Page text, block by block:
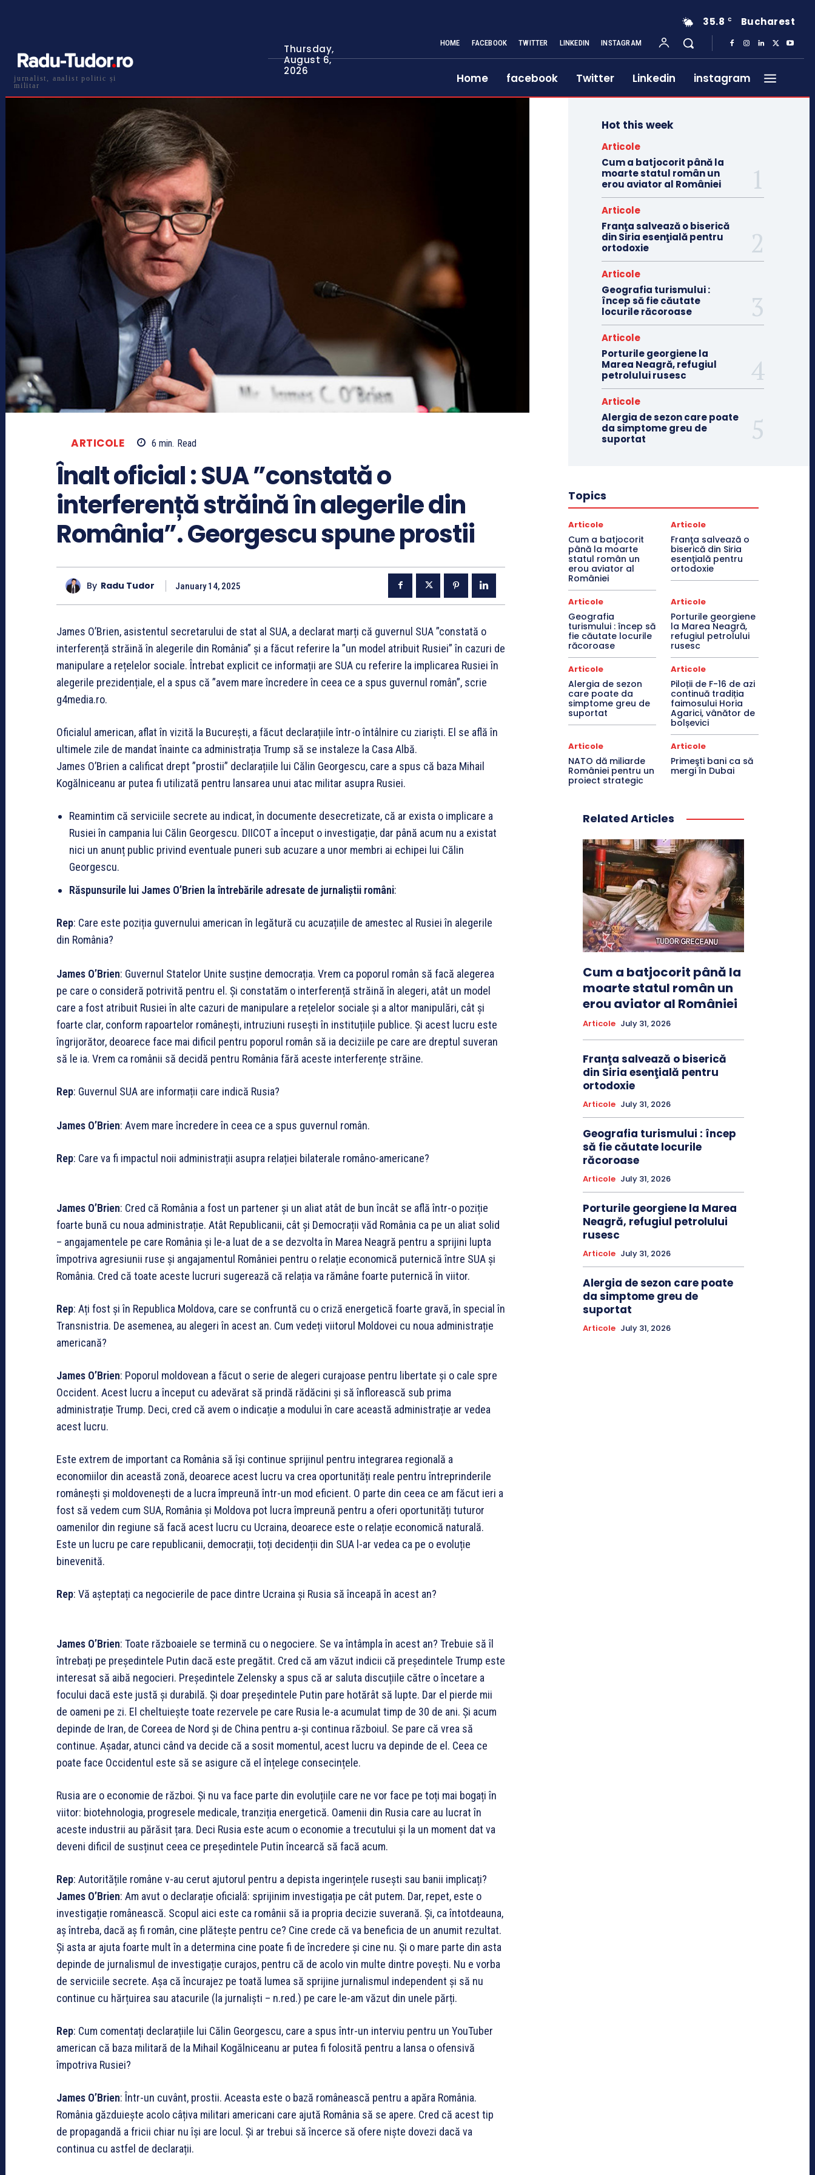
jurnalist, analist politic și
militar
Thursday,
August 6,
2026
35.8 C Bucharest
HOME FACEBOOK TWITTER LINKEDIN INSTAGRAM
Home facebook Twitter Linkedin instagram
ARTICOLE 6 min. Read
Înalt oficial : SUA ”constată o
interferență străină în alegerile din
România”. Georgescu spune prostii
By Radu Tudor January 14, 2025
James O’Brien, asistentul secretarului de stat al SUA, a declarat marți că guvernul SUA ”constată o
interferență străină în alegerile din România” și a făcut referire la ”un model atribuit Rusiei” în cazuri de
manipulare a rețelelor sociale. Întrebat explicit ce informații are SUA cu referire la implicarea Rusiei în
alegerile prezidențiale, el a spus că ”avem mare încredere în ceea ce a spus guvernul român”, scrie
g4media.ro.
Oficialul american, aflat în vizită la București, a făcut declarațiile într-o întâlnire cu ziariști. El se află în
ultimele zile de mandat înainte ca administrația Trump să se instaleze la Casa Albă.
James O’Brien a calificat drept ”prostii” declarațiile lui Călin Georgescu, care a spus că baza Mihail
Kogălniceanu ar putea fi utilizată pentru lansarea unui atac militar asupra Rusiei.
Reamintim că serviciile secrete au indicat, în documente desecretizate, că ar exista o implicare a
Rusiei în campania lui Călin Georgescu. DIICOT a început o investigație, dar până acum nu a existat
nici un anunț public privind eventuale puneri sub acuzare a unor membri ai echipei lui Călin
Georgescu.
Răspunsurile lui James O’Brien la întrebările adresate de jurnaliștii români:
Rep: Care este poziția guvernului american în legătură cu acuzațiile de amestec al Rusiei în alegerile
din România?
James O’Brien: Guvernul Statelor Unite susține democrația. Vrem ca poporul român să facă alegerea
pe care o consideră potrivită pentru el. Și constatăm o interferență străină în alegeri, atât un model
care a fost atribuit Rusiei în alte cazuri de manipulare a rețelelor sociale și a altor manipulări, cât și
foarte clar, conform rapoartelor românești, intruziuni rusești în instituțiile publice. Și acest lucru este
îngrijorător, deoarece face mai dificil pentru poporul român să ia deciziile pe care are dreptul suveran
să le ia. Vrem ca românii să decidă pentru România fără aceste interferențe străine.
Rep: Guvernul SUA are informații care indică Rusia?
James O’Brien: Avem mare încredere în ceea ce a spus guvernul român.
Rep: Care va fi impactul noii administrații asupra relației bilaterale româno-americane?
James O’Brien: Cred că România a fost un partener și un aliat atât de bun încât se află într-o poziție
foarte bună cu noua administrație. Atât Republicanii, cât și Democrații văd România ca pe un aliat solid
– angajamentele pe care România și le-a luat de a se dezvolta în Marea Neagră pentru a sprijini lupta
împotriva agresiunii ruse și angajamentul României pentru o relație economică puternică între SUA și
România. Cred că toate aceste lucruri sugerează că relația va rămâne foarte puternică în viitor.
Rep: Ați fost și în Republica Moldova, care se confruntă cu o criză energetică foarte gravă, în special în
Transnistria. De asemenea, au alegeri în acest an. Cum vedeți viitorul Moldovei cu noua administrație
americană?
James O’Brien: Poporul moldovean a făcut o serie de alegeri curajoase pentru libertate și o cale spre
Occident. Acest lucru a început cu adevărat să prindă rădăcini și să înflorească sub prima
administrație Trump. Deci, cred că avem o indicație a modului în care această administrație ar vedea
acest lucru.
Este extrem de important ca România să își continue sprijinul pentru integrarea regională a
economiilor din această zonă, deoarece acest lucru va crea oportunități reale pentru întreprinderile
românești și moldovenești de a lucra împreună într-un mod eficient. O parte din ceea ce am făcut ieri a
fost să vedem cum SUA, România și Moldova pot lucra împreună pentru a oferi oportunități tuturor
oamenilor din regiune să facă acest lucru cu Ucraina, deoarece este o relație economică naturală.
Este un lucru pe care republicanii, democrații, toți decidenții din SUA l-ar vedea ca pe o evoluție
binevenită.
Rep: Vă așteptați ca negocierile de pace dintre Ucraina și Rusia să înceapă în acest an?
James O’Brien: Toate războaiele se termină cu o negociere. Se va întâmpla în acest an? Trebuie să îl
întrebați pe președintele Putin dacă este pregătit. Cred că am văzut indicii că președintele Trump este
interesat să aibă negocieri. Președintele Zelensky a spus că ar saluta discuțiile către o încetare a
focului dacă este justă și durabilă. Și doar președintele Putin pare hotărât să lupte. Dar el pierde mii
de oameni pe zi. El cheltuiește toate rezervele pe care Rusia le-a acumulat timp de 30 de ani. Și acum
depinde de Iran, de Coreea de Nord și de China pentru a-și continua războiul. Se pare că vrea să
continue. Așadar, atunci când va decide că a sosit momentul, acest lucru va depinde de el. Ceea ce
poate face Occidentul este să se asigure că el înțelege consecințele.
Rusia are o economie de război. Și nu va face parte din evoluțiile care ne vor face pe toți mai bogați în
viitor: biotehnologia, progresele medicale, tranziția energetică. Oamenii din Rusia care au lucrat în
aceste industrii au părăsit țara. Deci Rusia este acum o economie a trecutului și la un moment dat va
deveni dificil de susținut ceea ce președintele Putin încearcă să facă acum.
Rep: Autoritățile române v-au cerut ajutorul pentru a depista ingerințele rusești sau banii implicați?
James O’Brien: Am avut o declarație oficială: sprijinim investigația pe cât putem. Dar, repet, este o
investigație românească. Scopul aici este ca românii să ia propria decizie suverană. Și, ca întotdeauna,
aș întreba, dacă aș fi român, cine plătește pentru ce? Cine crede că va beneficia de un anumit rezultat.
Și asta ar ajuta foarte mult în a determina cine poate fi de încredere și cine nu. Și o mare parte din asta
depinde de jurnalismul de investigație curajos, pentru că de acolo vin multe dintre povești. Nu e vorba
de serviciile secrete. Așa că încurajez pe toată lumea să sprijine jurnalismul independent și să nu
continue cu hărțuirea sau atacurile (la jurnaliști – n.red.) pe care le-am văzut din unele părți.
Rep: Cum comentați declarațiile lui Călin Georgescu, care a spus într-un interviu pentru un YouTuber
american că baza militară de la Mihail Kogălniceanu ar putea fi folosită pentru a lansa o ofensivă
împotriva Rusiei?
James O’Brien: Într-un cuvânt, prostii. Aceasta este o bază românească pentru a apăra România.
România găzduiește acolo câțiva militari americani care ajută România să se apere. Cred că acest tip
de propagandă a fricii chiar nu își are locul. Și ar trebui să încerce să ofere niște dovezi dacă va
continua cu astfel de declarații.
Hot this week
Articole
Cum a batjocorit până la
moarte statul român un
erou aviator al României
Articole
Franţa salvează o biserică
din Siria esenţială pentru
ortodoxie
Articole
Geografia turismului :
încep să fie căutate
locurile răcoroase
Articole
Porturile georgiene la
Marea Neagră, refugiul
petrolului rusesc
Articole
Alergia de sezon care poate
da simptome greu de
suportat
Topics
Articole
Cum a batjocorit
până la moarte
statul român un
erou aviator al
României
Articole
Franţa salvează o
biserică din Siria
esenţială pentru
ortodoxie
Articole
Geografia
turismului : încep să
fie căutate locurile
răcoroase
Articole
Porturile georgiene
la Marea Neagră,
refugiul petrolului
rusesc
Articole
Alergia de sezon
care poate da
simptome greu de
suportat
Articole
Piloții de F-16 de azi
continuă tradiția
faimosului Horia
Agarici, vânător de
bolșevici
Articole
NATO dă miliarde
României pentru un
proiect strategic
Articole
Primeşti bani ca să
mergi în Dubai
Related Articles
Cum a batjocorit până la
moarte statul român un
erou aviator al României
Articole July 31, 2026
Franţa salvează o biserică
din Siria esenţială pentru
ortodoxie
Articole July 31, 2026
Geografia turismului : încep
să fie căutate locurile
răcoroase
Articole July 31, 2026
Porturile georgiene la Marea
Neagră, refugiul petrolului
rusesc
Articole July 31, 2026
Alergia de sezon care poate
da simptome greu de
suportat
Articole July 31, 2026